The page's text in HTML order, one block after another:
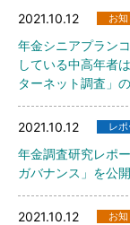
2021.10.12 お
年金シニアプラン
している中高年者
ターネット調査」
2021.10.12 レポ
年金調査研究レポ
ガバナンス」を公
2021.10.12 お